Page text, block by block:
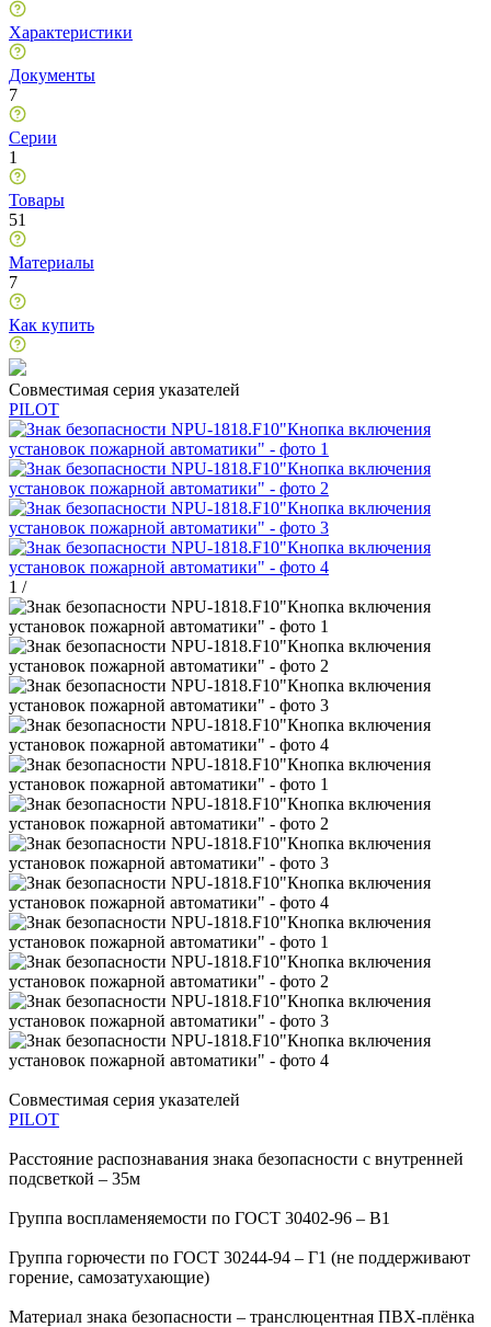
Характеристики
Документы
7
Серии
1
Товары
51
Материалы
7
Как купить
Совместимая серия указателей
PILOT
1 /
Совместимая серия указателей
PILOT
Расстояние распознавания знака безопасности с внутренней
подсветкой – 35м
Группа воспламеняемости по ГОСТ 30402-96 – В1
Группа горючести по ГОСТ 30244-94 – Г1 (не поддерживают
горение, самозатухающие)
Материал знака безопасности – транслюцентная ПВХ-плёнка